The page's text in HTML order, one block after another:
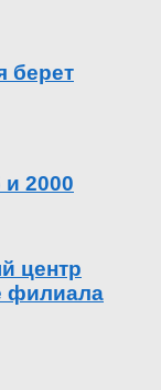
берет
и 2000
центр
филиала